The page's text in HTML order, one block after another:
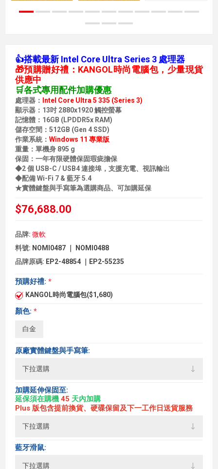
👍搭載最新 Intel Core Ultra Series 3 處理器
🎁預購贈好禮：KANGOL時尚電腦包，少量現貨
供應中
🛒各式專用配件加購優惠
處理器：
Intel Core Ultra 5 335 (Series 3)
顯示器：13吋 2880x1920 觸控螢幕
記憶體：16GB (LPDDR5x RAM)
儲存空間：512GB (Gen 4 SSD)
作業系統： Windows 11 專業版
重量：單機身 895 g
保固：一年有限硬體保固瑕疵擔保
◆2 個 USB-C / USB4 連接埠，支援充電、視訊輸出
◆配備 Wi-Fi 7 & 藍牙 5.4
★實體鍵盤與手寫筆為選購商品、可加購延保
$76,688.00
品牌: 微軟
料號: NOMI0487 ｜ NOMI0488
品牌原碼: EP2-48854 ｜EP2-55235
預購好禮: *
KANGOL時尚電腦包($1,680)
顏色: *
白金
原廠實體鍵盤與手寫筆:
加購延伸保固至:
延保須在購機 45 天內加購
Plus 版包含提前換貨、硬碟保留及下一工作日送貨服務
藍牙滑鼠: